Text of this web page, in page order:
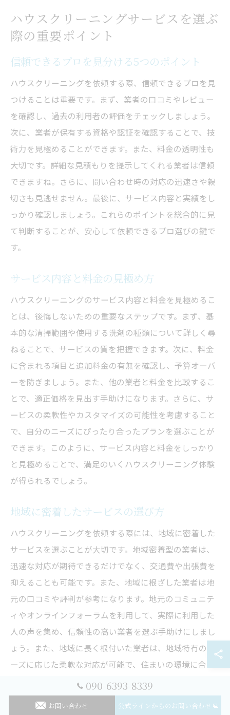
ハウスクリーニングサービスを選ぶ
際の重要ポイント
信頼できるプロを見分ける5つのポイント
ハウスクリーニングを依頼する際、信頼できるプロを見
つけることは重要です。まず、業者の口コミやレビュー
を確認し、過去の利用者の評価をチェックしましょう。
次に、業者が保有する資格や認証を確認することで、技
術力を見極めることができます。また、料金の透明性も
大切です。詳細な見積もりを提示してくれる業者は信頼
できますね。さらに、問い合わせ時の対応の迅速さや親
切さも見逃せません。最後に、サービス内容と実績をし
っかり確認しましょう。これらのポイントを総合的に見
て判断することが、安心して依頼できるプロ選びの鍵で
す。
サービス内容と料金の見極め方
ハウスクリーニングのサービス内容と料金を見極めるこ
とは、後悔しないための重要なステップです。まず、基
本的な清掃範囲や使用する洗剤の種類について詳しく尋
ねることで、サービスの質を把握できます。次に、料金
に含まれる項目と追加料金の有無を確認し、予算オーバ
ーを防ぎましょう。また、他の業者と料金を比較するこ
とで、適正価格を見出す手助けになります。さらに、サ
ービスの柔軟性やカスタマイズの可能性を考慮すること
で、自分のニーズにぴったり合ったプランを選ぶことが
できます。このように、サービス内容と料金をしっかり
と見極めることで、満足のいくハウスクリーニング体験
が得られるでしょう。
地域に密着したサービスの選び方
ハウスクリーニングを依頼する際には、地域に密着した
サービスを選ぶことが大切です。地域密着型の業者は、
迅速な対応が期待できるだけでなく、交通費や出張費を
抑えることも可能です。また、地域に根ざした業者は地
元の口コミや評判が参考になります。地元のコミュニテ
ィやオンラインフォーラムを利用して、実際に利用した
人の声を集め、信頼性の高い業者を選ぶ手助けにしまし
ょう。また、地域に長く根付いた業者は、地域特有のニ
ーズに応じた柔軟な対応が可能で、住まいの環境に合っ
たクリーニングを提供してくれるでしょう。プロの技術
をもった業者を選ぶことで、より快適な生活空間を手に
090-6393-8339
お問い合わせ 公式ラインからのお問い合わせ